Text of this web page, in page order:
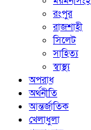
রংপুর
রাজশাহী
সিলেট
সাহিত্য
স্বাস্থ্য
অপরাধ
অর্থনীতি
আন্তর্জাতিক
খেলাধুলা